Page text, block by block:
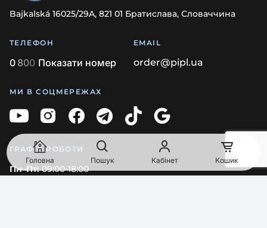
Головна Пошук Кабінет Кошик
Bajkalská 16025/29A, 821 01 Братислава, Словаччина
ТЕЛЕФОН
0 800 Показати номер
EMAIL
order@pipl.ua
МИ В СОЦМЕРЕЖАХ
ГРАФІК РОБОТИ
Пн–Пт:09:00-18:00